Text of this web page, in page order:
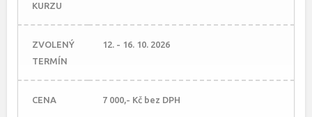
KURZU
ZVOLENÝ
TERMÍN
12. - 16. 10. 2026
CENA 7 000,- Kč bez DPH